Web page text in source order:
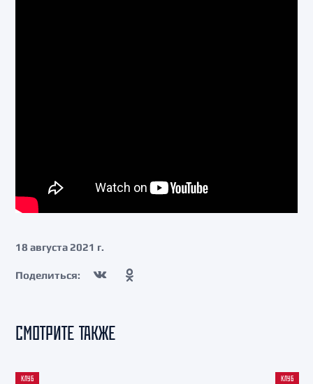
18 августа 2021 г.
Поделиться:
СМОТРИТЕ ТАКЖЕ
КЛУБ КЛУБ